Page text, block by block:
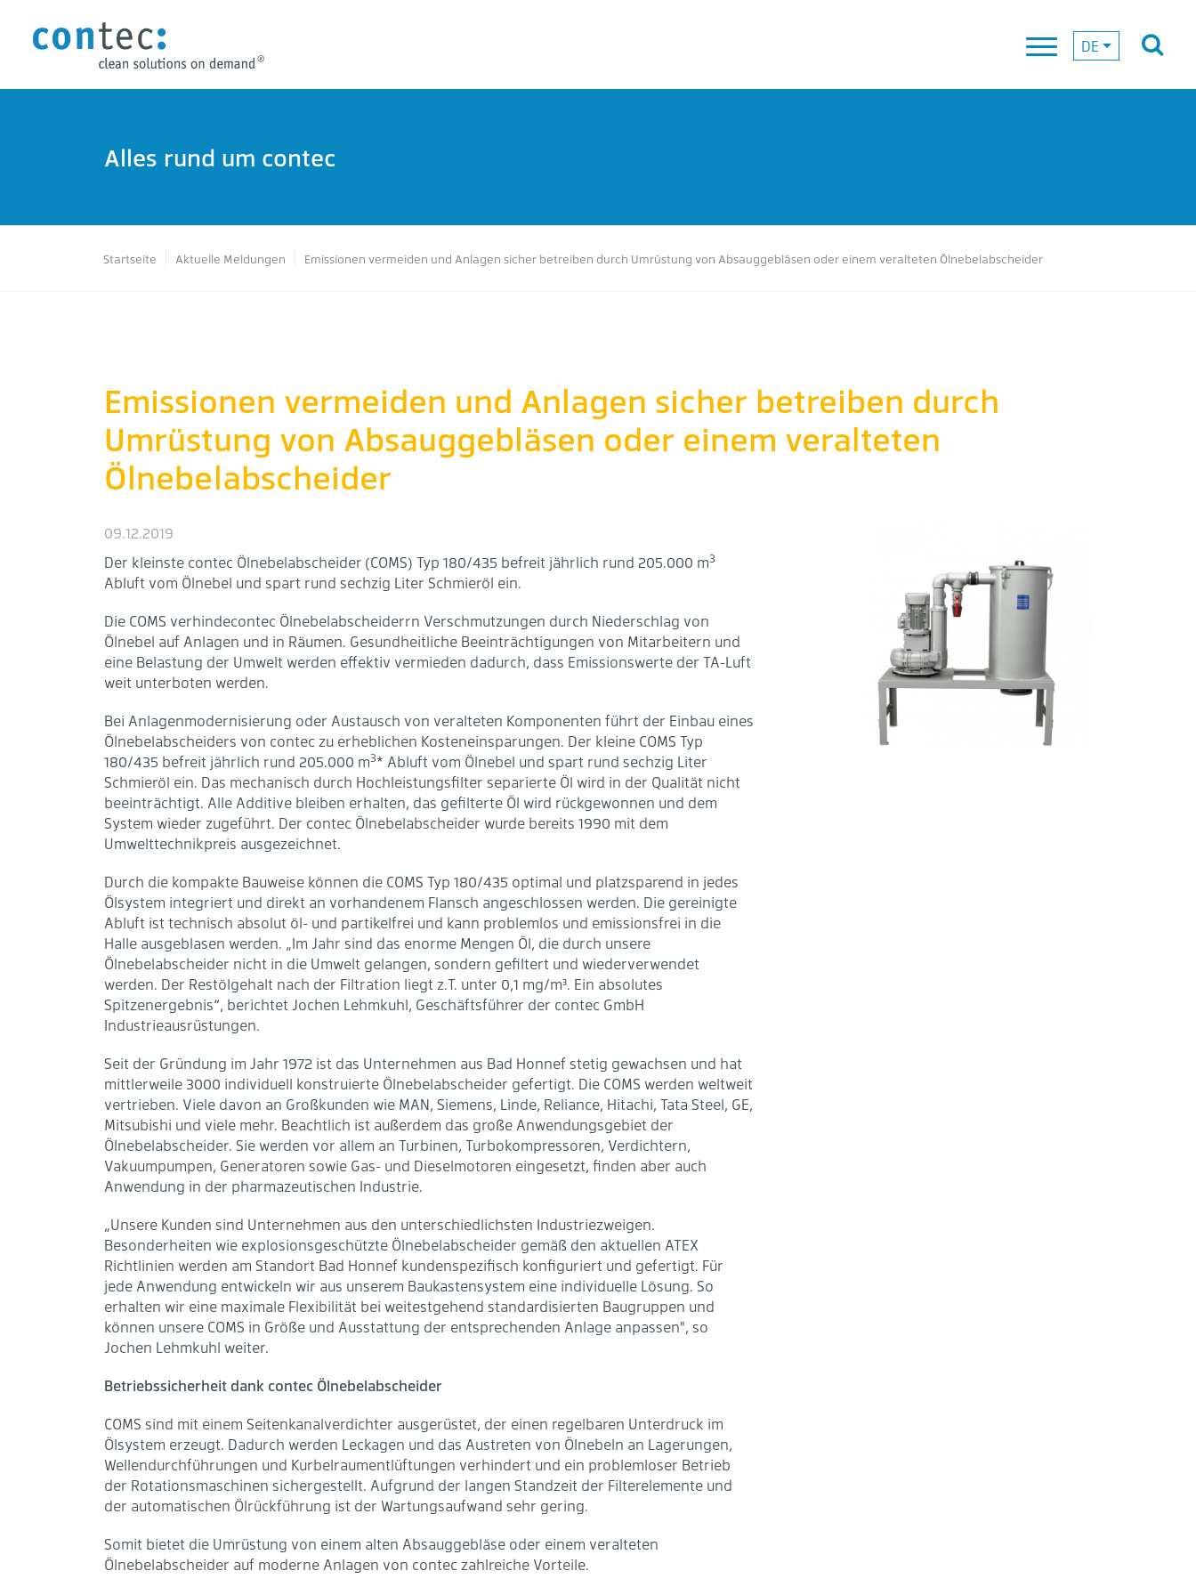
DE
Alles rund um contec
Pfadnavigation
Startseite Aktuelle Meldungen Emissionen vermeiden und Anlagen sicher betreiben durch Umrüstung von Absauggebläsen oder einem veralteten Ölnebelabscheider
Emissionen vermeiden und Anlagen sicher betreiben durch
Umrüstung von Absauggebläsen oder einem veralteten
Ölnebelabscheider
09.12.2019
Der kleinste contec Ölnebelabscheider (COMS) Typ 180/435 befreit jährlich rund 205.000 m3
Abluft vom Ölnebel und spart rund sechzig Liter Schmieröl ein.
Die COMS verhindecontec Ölnebelabscheiderrn Verschmutzungen durch Niederschlag von
Ölnebel auf Anlagen und in Räumen. Gesundheitliche Beeinträchtigungen von Mitarbeitern und
eine Belastung der Umwelt werden effektiv vermieden dadurch, dass Emissionswerte der TA-Luft
weit unterboten werden.
Bei Anlagenmodernisierung oder Austausch von veralteten Komponenten führt der Einbau eines
Ölnebelabscheiders von contec zu erheblichen Kosteneinsparungen. Der kleine COMS Typ
180/435 befreit jährlich rund 205.000 m3* Abluft vom Ölnebel und spart rund sechzig Liter
Schmieröl ein. Das mechanisch durch Hochleistungsfilter separierte Öl wird in der Qualität nicht
beeinträchtigt. Alle Additive bleiben erhalten, das gefilterte Öl wird rückgewonnen und dem
System wieder zugeführt. Der contec Ölnebelabscheider wurde bereits 1990 mit dem
Umwelttechnikpreis ausgezeichnet.
Durch die kompakte Bauweise können die COMS Typ 180/435 optimal und platzsparend in jedes
Ölsystem integriert und direkt an vorhandenem Flansch angeschlossen werden. Die gereinigte
Abluft ist technisch absolut öl- und partikelfrei und kann problemlos und emissionsfrei in die
Halle ausgeblasen werden. „Im Jahr sind das enorme Mengen Öl, die durch unsere
Ölnebelabscheider nicht in die Umwelt gelangen, sondern gefiltert und wiederverwendet
werden. Der Restölgehalt nach der Filtration liegt z.T. unter 0,1 mg/m³. Ein absolutes
Spitzenergebnis“, berichtet Jochen Lehmkuhl, Geschäftsführer der contec GmbH
Industrieausrüstungen.
Seit der Gründung im Jahr 1972 ist das Unternehmen aus Bad Honnef stetig gewachsen und hat
mittlerweile 3000 individuell konstruierte Ölnebelabscheider gefertigt. Die COMS werden weltweit
vertrieben. Viele davon an Großkunden wie MAN, Siemens, Linde, Reliance, Hitachi, Tata Steel, GE,
Mitsubishi und viele mehr. Beachtlich ist außerdem das große Anwendungsgebiet der
Ölnebelabscheider. Sie werden vor allem an Turbinen, Turbokompressoren, Verdichtern,
Vakuumpumpen, Generatoren sowie Gas- und Dieselmotoren eingesetzt, finden aber auch
Anwendung in der pharmazeutischen Industrie.
„Unsere Kunden sind Unternehmen aus den unterschiedlichsten Industriezweigen.
Besonderheiten wie explosionsgeschützte Ölnebelabscheider gemäß den aktuellen ATEX
Richtlinien werden am Standort Bad Honnef kundenspezifisch konfiguriert und gefertigt. Für
jede Anwendung entwickeln wir aus unserem Baukastensystem eine individuelle Lösung. So
erhalten wir eine maximale Flexibilität bei weitestgehend standardisierten Baugruppen und
können unsere COMS in Größe und Ausstattung der entsprechenden Anlage anpassen", so
Jochen Lehmkuhl weiter.
Betriebssicherheit dank contec Ölnebelabscheider
COMS sind mit einem Seitenkanalverdichter ausgerüstet, der einen regelbaren Unterdruck im
Ölsystem erzeugt. Dadurch werden Leckagen und das Austreten von Ölnebeln an Lagerungen,
Wellendurchführungen und Kurbelraumentlüftungen verhindert und ein problemloser Betrieb
der Rotationsmaschinen sichergestellt. Aufgrund der langen Standzeit der Filterelemente und
der automatischen Ölrückführung ist der Wartungsaufwand sehr gering.
Somit bietet die Umrüstung von einem alten Absauggebläse oder einem veralteten
Ölnebelabscheider auf moderne Anlagen von contec zahlreiche Vorteile.